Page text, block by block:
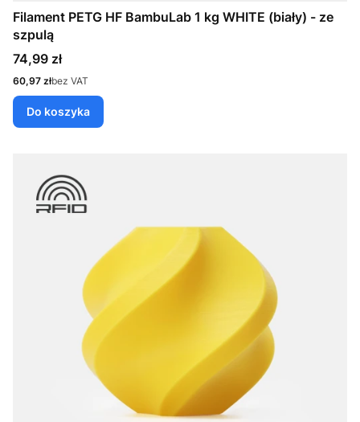
Filament PETG HF BambuLab 1 kg WHITE (biały) - ze
szpulą
Cena
74,99 zł
Cena
60,97 złbez VAT
Do koszyka